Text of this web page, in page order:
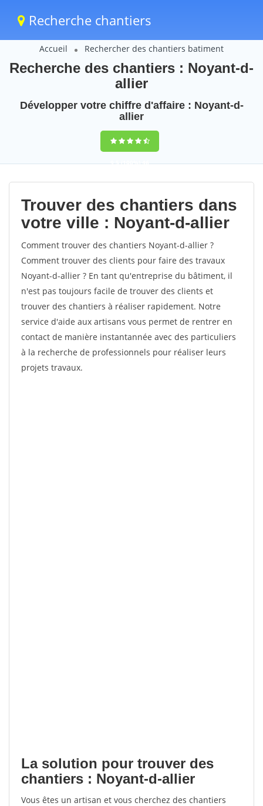
Recherche chantiers
Accueil Rechercher des chantiers batiment
Recherche des chantiers : Noyant-d-
allier
Développer votre chiffre d'affaire : Noyant-d-
allier
9,5(100%)46
votes
Trouver des chantiers dans
votre ville : Noyant-d-allier
Comment trouver des chantiers Noyant-d-allier ?
Comment trouver des clients pour faire des travaux
Noyant-d-allier ? En tant qu'entreprise du bâtiment, il
n'est pas toujours facile de trouver des clients et
trouver des chantiers à réaliser rapidement. Notre
service d'aide aux artisans vous permet de rentrer en
contact de manière instantannée avec des particuliers
à la recherche de professionnels pour réaliser leurs
projets travaux.
La solution pour trouver des
chantiers : Noyant-d-allier
Vous êtes un artisan et vous cherchez des chantiers